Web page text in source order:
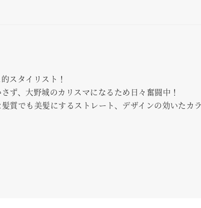
スタイリスト！
ず、大野城のカリスマになるため日々奮闘中！
質でも美髪にするストレート、デザインの効いたカ